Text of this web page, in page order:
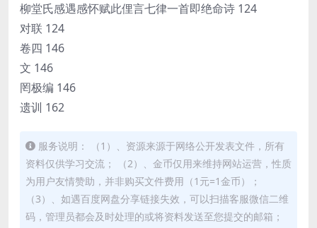
柳堂氏感遇感怀赋此俚言七律一首即绝命诗 124
对联 124
卷四 146
文 146
罔极编 146
遗训 162
服务说明： （1）、资源来源于网络公开发表文件，所有
资料仅供学习交流； （2）、金币仅用来维持网站运营，性质
为用户友情赞助，并非购买文件费用（1元=1金币）；
（3）、如遇百度网盘分享链接失效，可以扫描客服微信二维
码，管理员都会及时处理的或将资料发送至您提交的邮箱；